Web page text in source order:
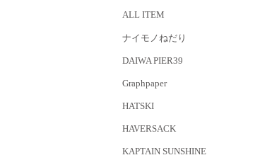
ALL ITEM
ナイモノねだり
DAIWA PIER39
Graphpaper
HATSKI
HAVERSACK
KAPTAIN SUNSHINE